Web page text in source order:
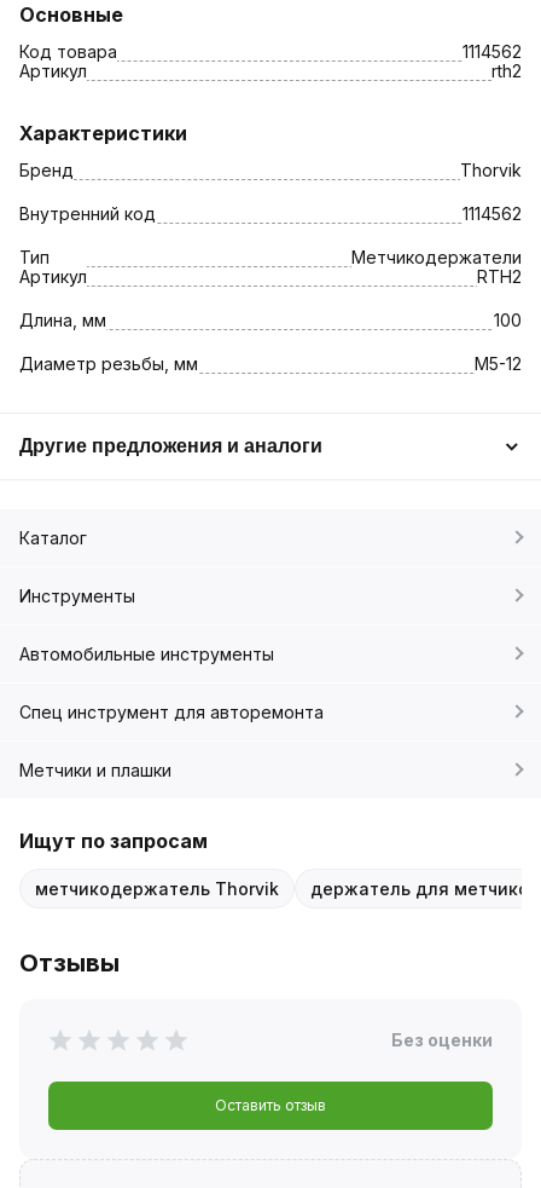
Основные
Код товара
1114562
Артикул
rth2
Характеристики
Бренд Thorvik
Внутренний код 1114562
Тип
Метчикодержатели
Артикул
RTH2
Длина, мм 100
Диаметр резьбы, мм M5-12
Другие предложения и аналоги
Каталог
Инструменты
Автомобильные инструменты
Спец инструмент для авторемонта
Метчики и плашки
Ищут по запросам
метчикодержатель Thorvik держатель для метчиков
Отзывы
Без оценки
Оставить отзыв